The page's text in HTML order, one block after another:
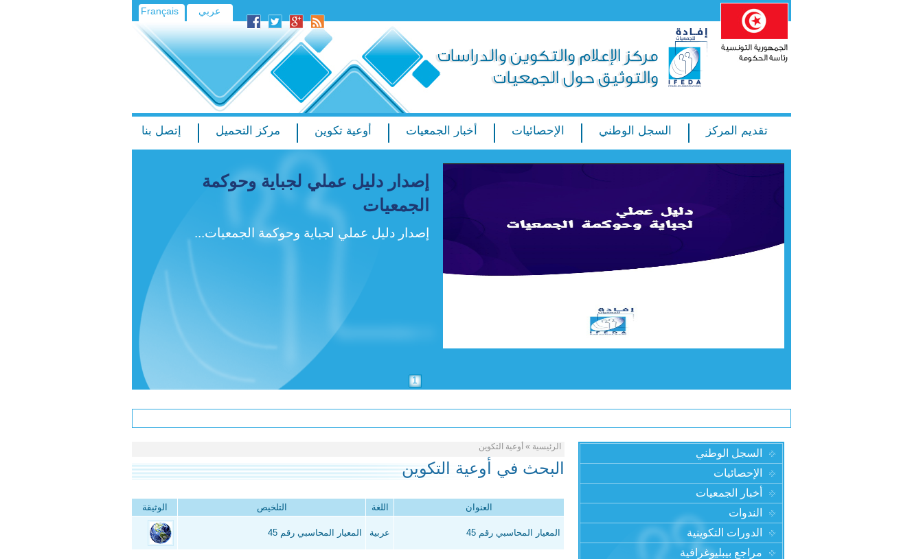
Français عربي
تقديم المركز السجل الوطني الإحصائيات أخبار الجمعيات أوعية تكوين مركز التحميل إتصل بنا
إصدار دليل عملي لجباية وحوكمة
الجمعيات
إصدار دليل عملي لجباية وحوكمة الجمعيات...
1
السجل الوطني
الإحصائيات
أخبار الجمعيات
الندوات
الدورات التكوينية
مراجع بيبليوغرافية
الرئيسية » أوعية التكوين
البحث في أوعية التكوين
العنوان اللغة التلخيص الوثيقة
المعيار المحاسبي رقم 45 عربية المعيار المحاسبي رقم 45